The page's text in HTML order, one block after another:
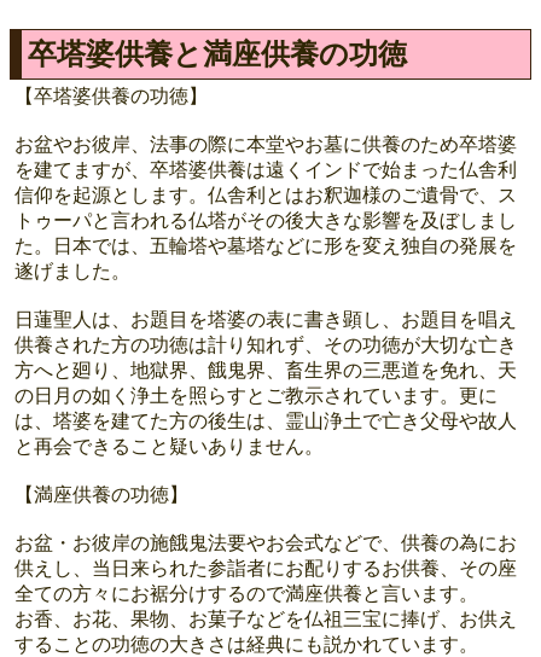
卒塔婆供養と満座供養の功徳
【卒塔婆供養の功徳】
お盆やお彼岸、法事の際に本堂やお墓に供養のため卒塔婆
を建てますが、卒塔婆供養は遠くインドで始まった仏舎利
信仰を起源とします。仏舎利とはお釈迦様のご遺骨で、ス
トゥーパと言われる仏塔がその後大きな影響を及ぼしまし
た。日本では、五輪塔や墓塔などに形を変え独自の発展を
遂げました。
日蓮聖人は、お題目を塔婆の表に書き顕し、お題目を唱え
供養された方の功徳は計り知れず、その功徳が大切な亡き
方へと廻り、地獄界、餓鬼界、畜生界の三悪道を免れ、天
の日月の如く浄土を照らすとご教示されています。更に
は、塔婆を建てた方の後生は、霊山浄土で亡き父母や故人
と再会できること疑いありません。
【満座供養の功徳】
お盆・お彼岸の施餓鬼法要やお会式などで、供養の為にお
供えし、当日来られた参詣者にお配りするお供養、その座
全ての方々にお裾分けするので満座供養と言います。
お香、お花、果物、お菓子などを仏祖三宝に捧げ、お供え
することの功徳の大きさは経典にも説かれています。